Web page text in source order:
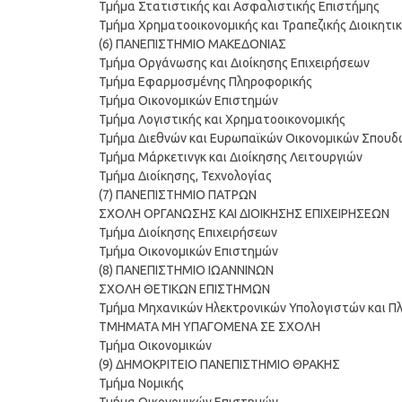
Τμήμα Στατιστικής και Ασφαλιστικής Επιστήμης
Τμήμα Χρηματοοικονομικής και Τραπεζικής
(6) ΠΑΝΕΠΙΣΤΗΜΙΟ ΜΑΚΕΔΟΝΙΑΣ
Τμήμα Οργάνωσης και Διοίκησης Επιχειρήσεων
Τμήμα Εφαρμοσμένης Πληροφορικής
Τμήμα Οικονομικών Επιστημών
Τμήμα Λογιστικής και Χρηματοοικονομικής
Τμήμα Διεθνών και Ευρωπαϊκών Οικονομικών
Τμήμα Μάρκετινγκ και Διοίκησης Λειτουργιών
Τμήμα Διοίκησης, Τεχνολογίας
(7) ΠΑΝΕΠΙΣΤΗΜΙΟ ΠΑΤΡΩΝ
ΣΧΟΛΗ ΟΡΓΑΝΩΣΗΣ ΚΑΙ ΔΙΟΙΚΗΣΗΣ ΕΠΙΧΕΙΡΗΣΕΩΝ
Τμήμα Διοίκησης Επιχειρήσεων
Τμήμα Οικονομικών Επιστημών
(8) ΠΑΝΕΠΙΣΤΗΜΙΟ ΙΩΑΝΝΙΝΩΝ
ΣΧΟΛΗ ΘΕΤΙΚΩΝ ΕΠΙΣΤΗΜΩΝ
Τμήμα Μηχανικών Ηλεκτρονικών Υπολογιστών και
ΤΜΗΜΑΤΑ ΜΗ ΥΠΑΓΟΜΕΝΑ ΣΕ ΣΧΟΛΗ
Τμήμα Οικονομικών
(9) ΔΗΜΟΚΡΙΤΕΙΟ ΠΑΝΕΠΙΣΤΗΜΙΟ ΘΡΑΚΗΣ
Τμήμα Νομικής